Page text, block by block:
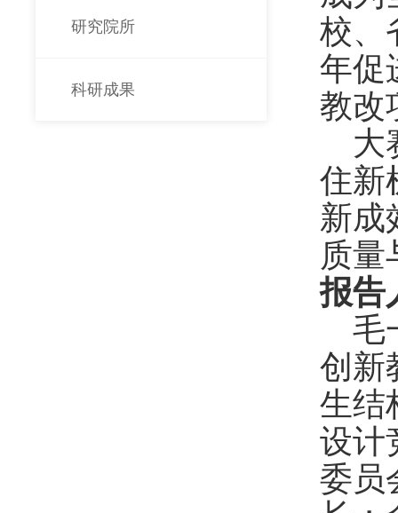
研究院所
科研成果
校、
年促
教改
大
住新
新成
质量
报告
毛
创新
生结
设计
委员